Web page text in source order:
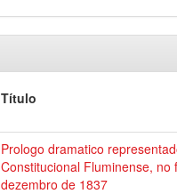
Título
Prologo dramatico
Constitucional Fluminense, no
dezembro de 1837